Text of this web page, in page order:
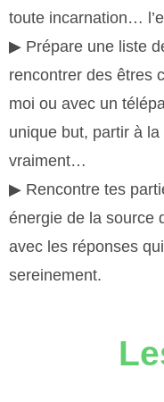
toute incarnation…
▶︎ Prépare une liste
rencontrer des êtres
moi ou avec un
unique but, partir à
vraiment…
▶︎ Rencontre tes
énergie de la source
avec les réponses
sereinement.